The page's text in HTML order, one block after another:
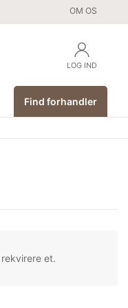
OM OS
LOG IND
Find forhandler
et.